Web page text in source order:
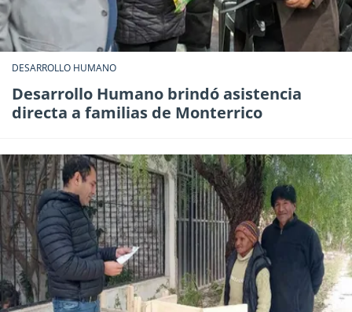
DESARROLLO HUMANO
Desarrollo Humano brindó asistencia
directa a familias de Monterrico